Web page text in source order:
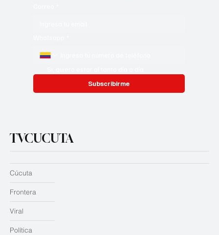
Subscribirme
TVCUCUTA
Cúcuta
Frontera
Viral
Política